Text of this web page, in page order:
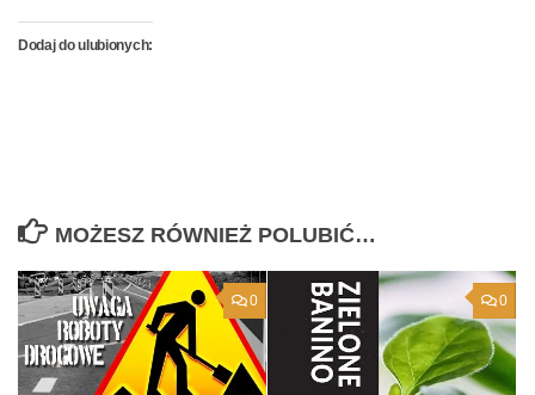
Dodaj do ulubionych:
MOŻESZ RÓWNIEŻ POLUBIĆ…
0 0